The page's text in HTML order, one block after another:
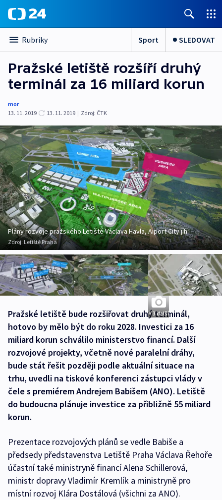
Rubriky Sport SLEDOVAT
Pražské letiště rozšíří druhý
terminál za 16 miliard korun
mor
13. 11. 2019
13. 11. 2019 | Zdroj: ČTK
Plány rozvoje pražského Letiště Václava Havla, Aiport City jih
Zdroj: Letiště Praha
+ 3 další
Pražské letiště bude rozšiřovat druhý terminál,
hotovo by mělo být do roku 2028. Investici za 16
miliard korun schválilo ministerstvo financí. Další
rozvojové projekty, včetně nové paralelní dráhy,
bude stát řešit později podle aktuální situace na
trhu, uvedli na tiskové konferenci zástupci vlády v
čele s premiérem Andrejem Babišem (ANO). Letiště
do budoucna plánuje investice za přibližně 55 miliard
korun.
Prezentace rozvojových plánů se vedle Babiše a
předsedy představenstva Letiště Praha Václava Řehoře
účastní také ministryně financí Alena Schillerová,
ministr dopravy Vladimír Kremlík a ministryně pro
místní rozvoj Klára Dostálová (všichni za ANO).